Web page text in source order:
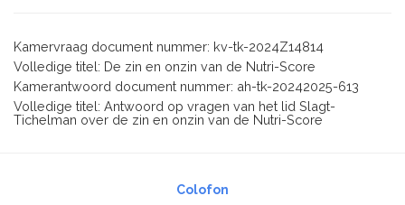
Kamervraag document nummer: kv-tk-2024Z14814
Volledige titel: De zin en onzin van de Nutri-Score
Kamerantwoord document nummer: ah-tk-20242025-613
Volledige titel: Antwoord op vragen van het lid Slagt-
Tichelman over de zin en onzin van de Nutri-Score
Colofon